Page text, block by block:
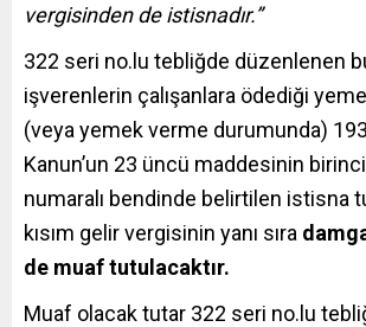
vergisinden de istisnadır.”
322 seri no.lu tebliğde düzenlenen
işverenlerin çalışanlara ödediği
(veya yemek verme durumunda) 193
Kanun’un 23 üncü maddesinin birinci
numaralı bendinde belirtilen istisna
kısım gelir vergisinin yanı sıra
de muaf tutulacaktır.
Muaf olacak tutar 322 seri no.lu